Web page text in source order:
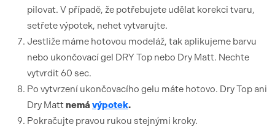
pilovat. V případě, že potřebujete udělat korekci tvaru,
setřete výpotek, nehet vytvarujte.
Jestliže máme hotovou modeláž, tak aplikujeme barvu
nebo ukončovací gel DRY Top nebo Dry Matt. Nechte
vytvrdit 60 sec.
Po vytvrzení ukončovacího gelu máte hotovo. Dry Top ani
Dry Mattnemá výpotek.
Pokračujte pravou rukou stejnými kroky.